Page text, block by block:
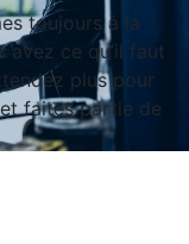
toujours à la
avez ce qu’il faut
plus pour
faites partie de